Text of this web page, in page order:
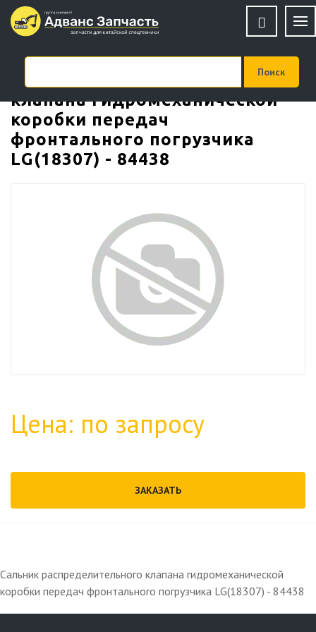
Сальник распределительного
клапана гидромеханической
коробки передач
фронтального погрузчика
LG(18307) - 84438
Цена: по запросу
ЗАКАЗАТЬ
Сальник распределительного клапана гидромеханической
коробки передач фронтального погрузчика LG(18307) - 84438